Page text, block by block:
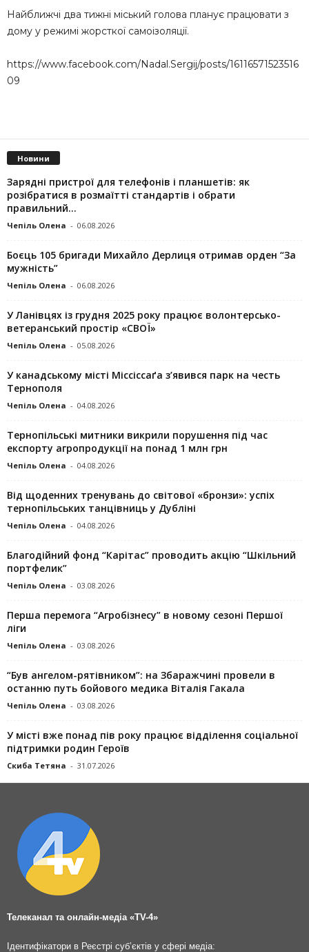
Найближчі два тижні міський голова планує працювати з
дому у режимі жорсткої самоізоляції.
https://www.facebook.com/Nadal.Sergij/posts/16116571523516
09
Новини
Зарядні пристрої для телефонів і планшетів: як
розібратися в розмаїтті стандартів і обрати
правильний...
Чепіль Олена - 06.08.2026
Боєць 105 бригади Михайло Дерлиця отримав орден “За
мужність”
Чепіль Олена - 06.08.2026
У Ланівцях із грудня 2025 року працює волонтерсько-
ветеранський простір «СВОЇ»
Чепіль Олена - 05.08.2026
У канадському місті Міссіссаґа з’явився парк на честь
Тернополя
Чепіль Олена - 04.08.2026
Тернопільські митники викрили порушення під час
експорту агропродукції на понад 1 млн грн
Чепіль Олена - 04.08.2026
Від щоденних тренувань до світової «бронзи»: успіх
тернопільських танцівниць у Дубліні
Чепіль Олена - 04.08.2026
Благодійний фонд “Карітас” проводить акцію “Шкільний
портфелик”
Чепіль Олена - 03.08.2026
Перша перемога “Агробізнесу” в новому сезоні Першої
ліги
Чепіль Олена - 03.08.2026
“Був ангелом-рятівником”: на Збаражчині провели в
останню путь бойового медика Віталія Гакала
Чепіль Олена - 03.08.2026
У місті вже понад пів року працює відділення соціальної
підтримки родин Героїв
Скиба Тетяна - 31.07.2026
Телеканал та онлайн-медіа «TV-4»
Ідентифікатори в Реєстрі суб’єктів у сфері медіа: